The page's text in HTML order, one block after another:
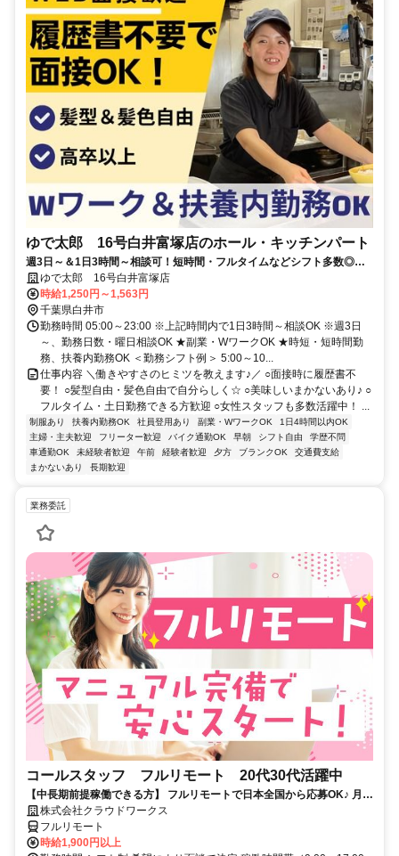
ゆで太郎 16号白井富塚店のホール・キッチンパート
週3日～＆1日3時間～相談可！短時間・フルタイムなどシフト多数◎髪
型自由・履歴書不要
ゆで太郎 16号白井富塚店
時給1,250円～1,563円
千葉県白井市
勤務時間 05:00～23:00 ※上記時間内で1日3時間～相談OK ※週3日
～、勤務日数・曜日相談OK ★副業・WワークOK ★時短・短時間勤
務、扶養内勤務OK ＜勤務シフト例＞ 5:00～10...
仕事内容 ＼働きやすさのヒミツを教えます♪／ ○面接時に履歴書不
要！ ○髪型自由・髪色自由で自分らしく☆ ○美味しいまかないあり♪ ○
フルタイム・土日勤務できる方歓迎 ○女性スタッフも多数活躍中！ ...
制服あり 扶養内勤務OK 社員登用あり 副業・WワークOK
1日4時間以内OK
主婦・主夫歓迎
フリーター歓迎 バイク通勤OK 早朝 シフト自由
学歴不問
車通勤OK
未経験者歓迎 午前 経験者歓迎 夕方 ブランクOK
交通費支給
まかないあり
長期歓迎
業務委託
コールスタッフ フルリモート 20代30代活躍中
【中長期前提稼働できる方】 フルリモートで日本全国から応募OK♪ 月稼
働80時間で安定収入！
株式会社クラウドワークス
フルリモート
時給1,900円以上